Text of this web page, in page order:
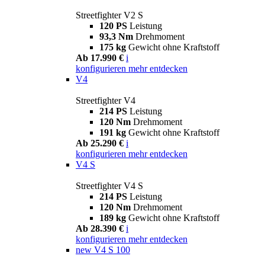
Streetfighter V2 S
120 PS Leistung
93,3 Nm Drehmoment
175 kg Gewicht ohne Kraftstoff
Ab 17.990 € i
konfigurieren mehr entdecken
V4
Streetfighter V4
214 PS Leistung
120 Nm Drehmoment
191 kg Gewicht ohne Kraftstoff
Ab 25.290 € i
konfigurieren mehr entdecken
V4 S
Streetfighter V4 S
214 PS Leistung
120 Nm Drehmoment
189 kg Gewicht ohne Kraftstoff
Ab 28.390 € i
konfigurieren mehr entdecken
new V4 S 100